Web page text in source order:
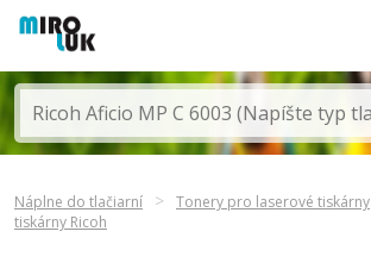
Náplne do tlačiarní Tonery pro laserové tiskárny
tiskárny Ricoh